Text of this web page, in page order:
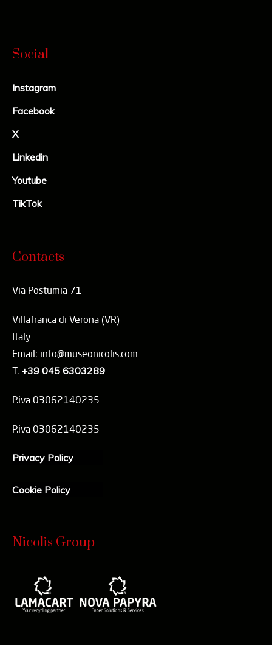
Social
Instagram
Facebook
X
Linkedin
Youtube
TikTok
Contacts
Via Postumia 71
Villafranca di Verona (VR)
Italy
Email: info@museonicolis.com
T. +39 045 6303289
P.iva 03062140235
P.iva 03062140235
Privacy Policy
Cookie Policy
Nicolis Group